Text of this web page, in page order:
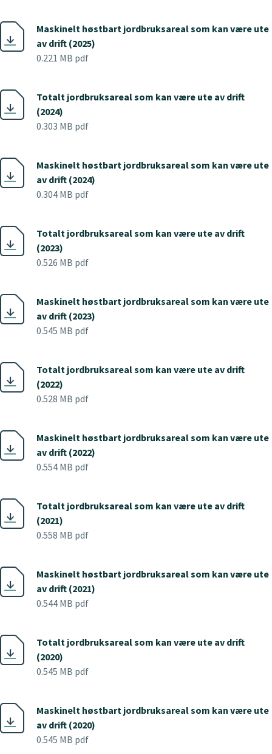
Maskinelt høstbart jordbruksareal som kan være ute
av drift (2025)
0.221 MB pdf
Totalt jordbruksareal som kan være ute av drift
(2024)
0.303 MB pdf
Maskinelt høstbart jordbruksareal som kan være ute
av drift (2024)
0.304 MB pdf
Totalt jordbruksareal som kan være ute av drift
(2023)
0.526 MB pdf
Maskinelt høstbart jordbruksareal som kan være ute
av drift (2023)
0.545 MB pdf
Totalt jordbruksareal som kan være ute av drift
(2022)
0.528 MB pdf
Maskinelt høstbart jordbruksareal som kan være ute
av drift (2022)
0.554 MB pdf
Totalt jordbruksareal som kan være ute av drift
(2021)
0.558 MB pdf
Maskinelt høstbart jordbruksareal som kan være ute
av drift (2021)
0.544 MB pdf
Totalt jordbruksareal som kan være ute av drift
(2020)
0.545 MB pdf
Maskinelt høstbart jordbruksareal som kan være ute
av drift (2020)
0.545 MB pdf